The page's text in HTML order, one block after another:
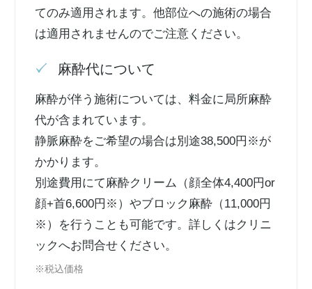
てのみ適用されます。他部位への施術の場合
は適用されませんのでご注意ください。
麻酔代について
麻酔が伴う施術については、料金に局所麻酔
代が含まれています。
静脈麻酔をご希望の場合は別途38,500円※が
かかります。
別途費用にて麻酔クリーム（顔全体4,400円or
顔+首6,600円※）やブロック麻酔（11,000円
※）を行うことも可能です。詳しくはクリニ
ックへお問合せください。
※税込価格